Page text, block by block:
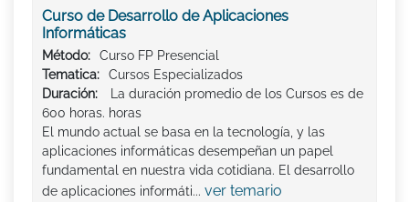
Curso de Desarrollo de Aplicaciones
Informáticas
Método:
Curso FP Presencial
Tematica:
Cursos Especializados
Duración:
La duración promedio de los Cursos es de
600 horas. horas
El mundo actual se basa en la tecnología, y las
aplicaciones informáticas desempeñan un papel
fundamental en nuestra vida cotidiana. El desarrollo
de aplicaciones informáti... ver temario